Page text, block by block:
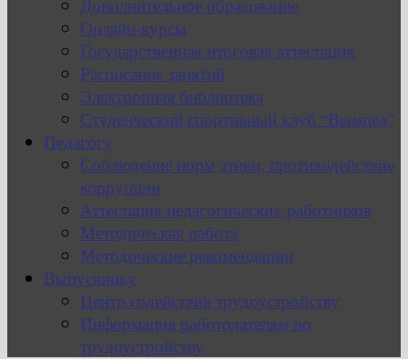
Дополнительное образование
Онлайн-курсы
Государственная итоговая аттестация
Расписание занятий
Электронная библиотека
Студенческий спортивный клуб “Вымпел”
Педагогу
Соблюдение норм этики, противодействие
коррупции
Аттестация педагогических работников
Методическая работа
Методические рекомендации
Выпускнику
Центр содействия трудоустройству
Информация работодателям по
трудоустройству